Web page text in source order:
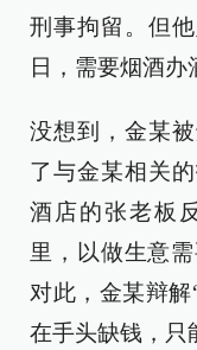
刑事拘留。但
日，需要烟酒办
没想到，金某
了与金某相关
酒店的张老板
里，以做生意
对此，金某辩
在手头缺钱，只